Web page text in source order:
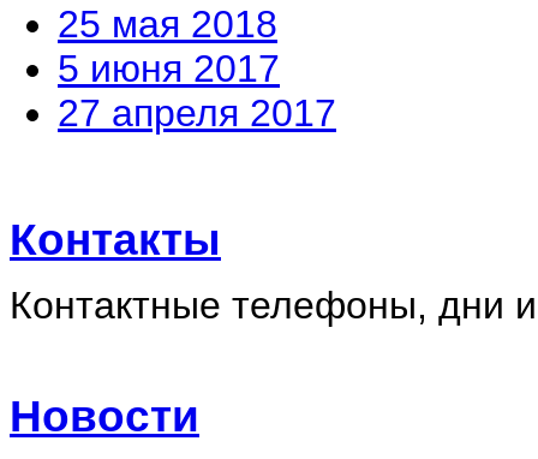
25 мая 2018
5 июня 2017
27 апреля 2017
Контакты
Контактные телефоны, дни
Новости